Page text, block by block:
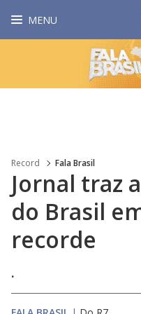
MENU
Record Fala Brasil
Jornal traz
do Brasil
recorde
.